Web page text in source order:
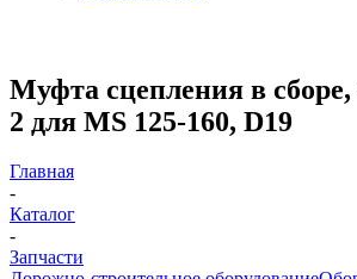
Муфта сцепления в сборе,
2 для MS 125-160, D19
Главная
-
Каталог
-
Запчасти